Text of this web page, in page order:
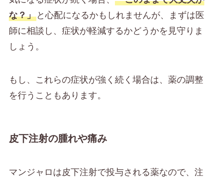
な？」と心配になるかもしれませんが、まずは医
師に相談し、症状が軽減するかどうかを見守りま
しょう。
もし、これらの症状が強く続く場合は、薬の調整
を行うこともあります。
皮下注射の腫れや痛み
マンジャロは皮下注射で投与される薬なので、注